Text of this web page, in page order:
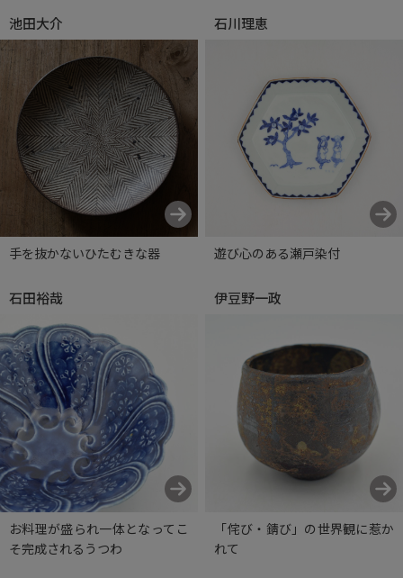
池田大介
手を抜かないひたむきな器
石川理恵
遊び心のある瀬戸染付
石田裕哉
お料理が盛られ一体となってこ
そ完成されるうつわ
伊豆野一政
「侘び・錆び」の世界観に惹か
れて